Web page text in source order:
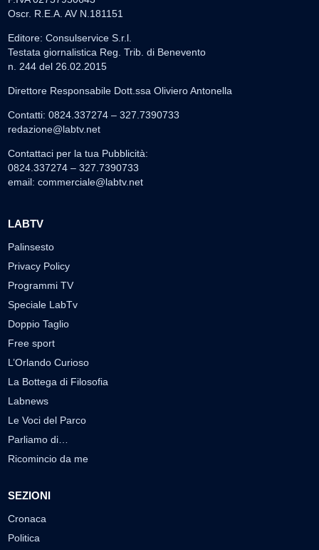
Oscr. R.E.A. AV N.181151
Editore: Consulservice S.r.l.
Testata giornalistica Reg. Trib. di Benevento
n. 244 del 26.02.2015
Direttore Responsabile Dott.ssa Oliviero Antonella
Contatti: 0824.337274 – 327.7390733
redazione@labtv.net
Contattaci per la tua Pubblicità:
0824.337274 – 327.7390733
email: commerciale@labtv.net
LABTV
Palinsesto
Privacy Policy
Programmi TV
Speciale LabTv
Doppio Taglio
Free sport
L’Orlando Curioso
La Bottega di Filosofia
Labnews
Le Voci del Parco
Parliamo di…
Ricomincio da me
SEZIONI
Cronaca
Politica